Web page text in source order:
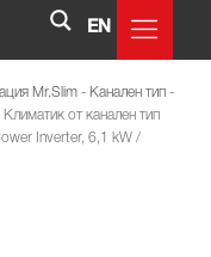
EN
Mr.Slim - Канален тип -
Климатик от канален тип
Inverter, 6,1 kW /